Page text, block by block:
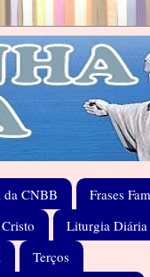
da CNBB
Frases
Liturgia Diária
Terços